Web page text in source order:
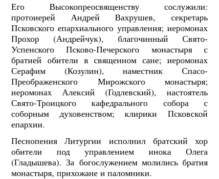
Его Высокопреосвященству сослужили:
протоиерей Андрей Вахрушев, секретарь
Псковского епархиального управления; иеромонах
Прохор (Андрейчук), благочинный Свято-
Успенского Псково-Печерского монастыря с
братией обители в священном сане; иеромонах
Серафим (Козулин), наместник Спасо-
Преображенского Мирожского монастыря;
иеромонах Алексий (Годлевский), настоятель
Свято-Троицкого кафедрального собора с
соборным духовенством; клирики Псковской
епархии.
Песнопения Литургии исполнил братский хор
обители под управлением инока Олега
(Гладышева). За богослужением молились братия
монастыря, прихожане и паломники.